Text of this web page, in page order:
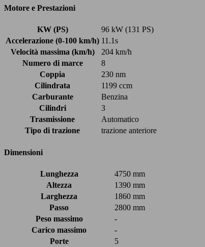
Motore e Prestazioni
KW (PS)
96 kW (131 PS)
Accelerazione (0-100 km/h) 11.1s
Velocità massima (km/h)
204 km/h
Numero di marce
8
Coppia
230 nm
Cilindrata
1199 ccm
Carburante
Benzina
Cilindri
3
Trasmissione
Automatico
Tipo di trazione
trazione anteriore
Dimensioni
Lunghezza
4750 mm
Altezza
1390 mm
Larghezza
1860 mm
Passo
2800 mm
Peso massimo
-
Carico massimo
-
Porte
5